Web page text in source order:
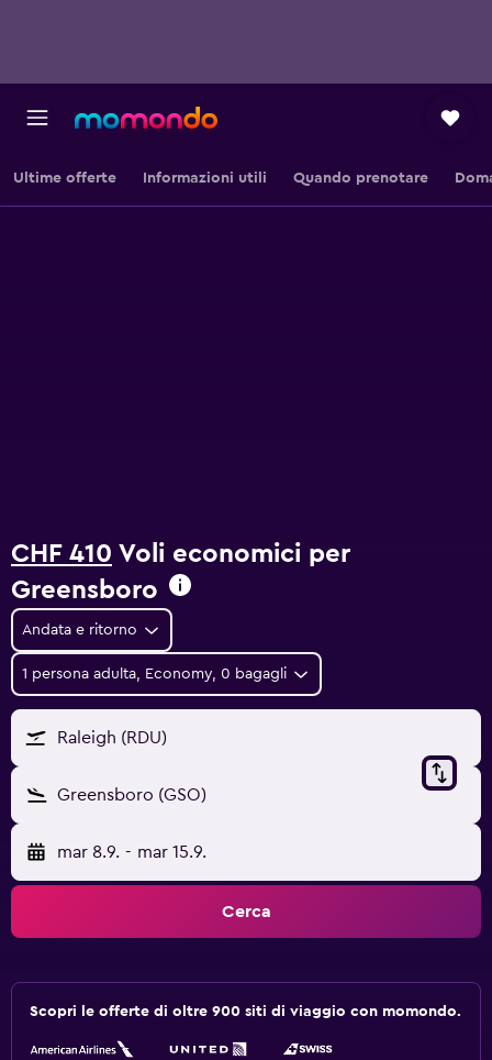
Ultime offerte Informazioni utili Quando prenotare
CHF 410 Voli economici per
Greensboro
Andata e ritorno
1 persona adulta, Economy, 0 bagagli
Raleigh (RDU)
Greensboro (GSO)
mar 8.9. - mar 15.9.
Cerca
Scopri le offerte di oltre 900 siti di viaggio con momondo.